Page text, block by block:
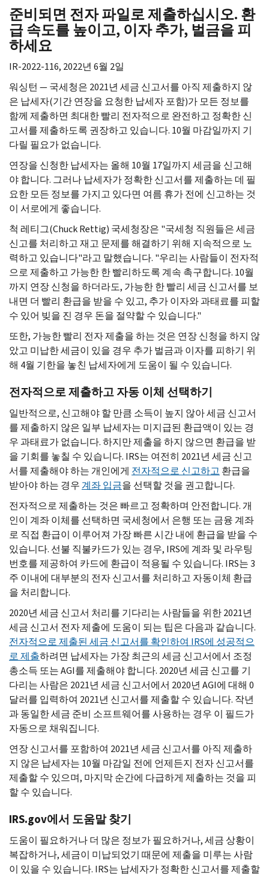
준비되면 전자 파일로 제출하십시오. 환
급 속도를 높이고, 이자 추가, 벌금을 피
하세요
IR-2022-116, 2022년 6월 2일
워싱턴 — 국세청은 2021년 세금 신고서를 아직 제출하지 않
은 납세자(기간 연장을 요청한 납세자 포함)가 모든 정보를
함께 제출하면 최대한 빨리 전자적으로 완전하고 정확한 신
고서를 제출하도록 권장하고 있습니다. 10월 마감일까지 기
다릴 필요가 없습니다.
연장을 신청한 납세자는 올해 10월 17일까지 세금을 신고해
야 합니다. 그러나 납세자가 정확한 신고서를 제출하는 데 필
요한 모든 정보를 가지고 있다면 여름 휴가 전에 신고하는 것
이 서로에게 좋습니다.
척 레티그(Chuck Rettig) 국세청장은 "국세청 직원들은 세금
신고를 처리하고 재고 문제를 해결하기 위해 지속적으로 노
력하고 있습니다"라고 말했습니다. "우리는 사람들이 전자적
으로 제출하고 가능한 한 빨리하도록 계속 촉구합니다. 10월
까지 연장 신청을 하더라도, 가능한 한 빨리 세금 신고서를 보
내면 더 빨리 환급을 받을 수 있고, 추가 이자와 과태료를 피할
수 있어 빚을 진 경우 돈을 절약할 수 있습니다."
또한, 가능한 빨리 전자 제출을 하는 것은 연장 신청을 하지 않
았고 미납한 세금이 있을 경우 추가 벌금과 이자를 피하기 위
해 4월 기한을 놓친 납세자에게 도움이 될 수 있습니다.
전자적으로 제출하고 자동 이체 선택하기
일반적으로, 신고해야 할 만큼 소득이 높지 않아 세금 신고서
를 제출하지 않은 일부 납세자는 미지급된 환급액이 있는 경
우 과태료가 없습니다. 하지만 제출을 하지 않으면 환급을 받
을 기회를 놓칠 수 있습니다. IRS는 여전히 2021년 세금 신고
서를 제출해야 하는 개인에게 전자적으로 신고하고 환급을
받아야 하는 경우계좌 입금을 선택할 것을 권고합니다.
전자적으로 제출하는 것은 빠르고 정확하며 안전합니다. 개
인이 계좌 이체를 선택하면 국세청에서 은행 또는 금융 계좌
로 직접 환급이 이루어져 가장 빠른 시간 내에 환급을 받을 수
있습니다. 선불 직불카드가 있는 경우, IRS에 계좌 및 라우팅
번호를 제공하여 카드에 환급이 적용될 수 있습니다. IRS는 3
주 이내에 대부분의 전자 신고서를 처리하고 자동이체 환급
을 처리합니다.
2020년 세금 신고서 처리를 기다리는 사람들을 위한 2021년
세금 신고서 전자 제출에 도움이 되는 팁은 다음과 같습니다.
전자적으로 제출된 세금 신고서를 확인하여 IRS에 성공적으
로 제출하려면 납세자는 가장 최근의 세금 신고서에서 조정
총소득 또는AGI를 제출해야 합니다. 2020년 세금 신고를 기
다리는 사람은 2021년 세금 신고서에서 2020년 AGI에 대해 0
달러를 입력하여 2021년 신고서를 제출할 수 있습니다. 작년
과 동일한 세금 준비 소프트웨어를 사용하는 경우 이 필드가
자동으로 채워집니다.
연장 신고서를 포함하여 2021년 세금 신고서를 아직 제출하
지 않은 납세자는 10월 마감일 전에 언제든지 전자 신고서를
제출할 수 있으며, 마지막 순간에 다급하게 제출하는 것을 피
할 수 있습니다.
IRS.gov에서 도움말 찾기
도움이 필요하거나 더 많은 정보가 필요하거나, 세금 상황이
복잡하거나, 세금이 미납되었기 때문에 제출을 미루는 사람
이 있을 수 있습니다. IRS는 납세자가 정확한 신고서를 제출할